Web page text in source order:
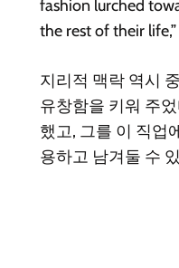
fashion lurched
the rest of their life,”
지리적 맥락 역시
유창함을 키워 주
했고, 그를 이 직업
용하고 남겨둘 수